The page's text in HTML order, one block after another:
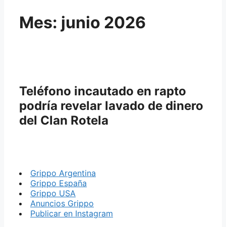
Mes: junio 2026
Teléfono incautado en rapto
podría revelar lavado de dinero
del Clan Rotela
Grippo Argentina
Grippo España
Grippo USA
Anuncios Grippo
Publicar en Instagram